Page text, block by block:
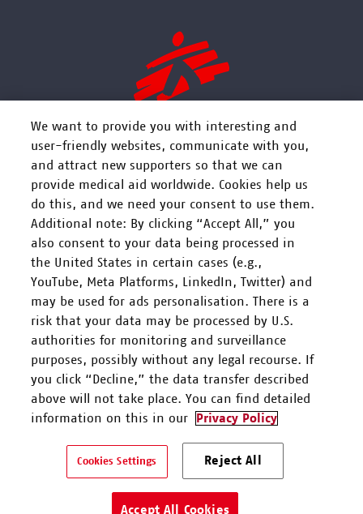
FOLGEN SIE UNS
Mitarbeiten
Spenden
Kontakt & Support
Datenschutz Impressum
Ärzte ohne Grenzen e.V. ist als eingetragene gemeinnützige
Organisation von der Körperschaft- und Gewerbesteuer gem. §5 I
We want to provide you with interesting and
user-friendly websites, communicate with you,
and attract new supporters so that we can
provide medical aid worldwide. Cookies help us
do this, and we need your consent to use them.
Additional note: By clicking “Accept All,” you
also consent to your data being processed in
the United States in certain cases (e.g.,
YouTube, Meta Platforms, LinkedIn, Twitter) and
may be used for ads personalisation. There is a
risk that your data may be processed by U.S.
authorities for monitoring and surveillance
purposes, possibly without any legal recourse. If
you click “Decline,” the data transfer described
above will not take place. You can find detailed
information on this in our
Privacy Policy
Cookies Settings Reject All
Accept All Cookies